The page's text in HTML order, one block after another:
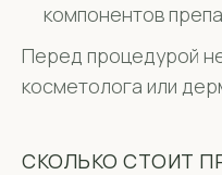
компонентов
Перед процедурой
косметолога или
СКОЛЬКО СТОИТ